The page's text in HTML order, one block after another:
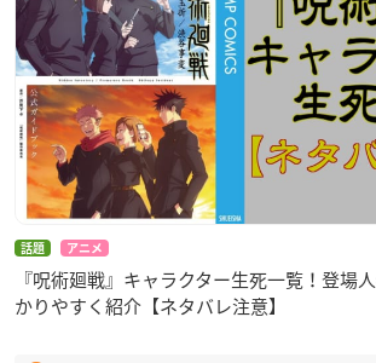
話題 アニメ
『呪術廻戦』キャラクター生死一覧！登場
かりやすく紹介【ネタバレ注意】